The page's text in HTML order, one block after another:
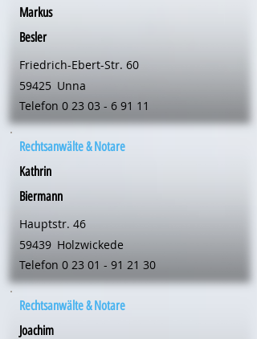
Markus
Besler
Friedrich-Ebert-Str. 60
59425 Unna
Telefon 0 23 03 - 6 91 11
Rechtsanwälte & Notare
Kathrin
Biermann
Hauptstr. 46
59439 Holzwickede
Telefon 0 23 01 - 91 21 30
Rechtsanwälte & Notare
Joachim